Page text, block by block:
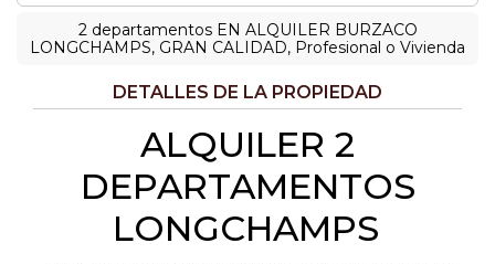
2 departamentos EN ALQUILER BURZACO
LONGCHAMPS, GRAN CALIDAD, Profesional o Vivienda
DETALLES DE LA PROPIEDAD
ALQUILER 2
DEPARTAMENTOS
LONGCHAMPS